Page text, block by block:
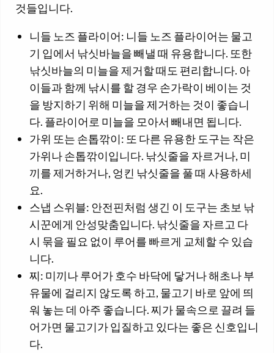
것들입니다.
니들 노즈 플라이어: 니들 노즈 플라이어는 물고
기 입에서 낚싯바늘을 빼낼 때 유용합니다. 또한
낚싯바늘의 미늘을 제거할 때도 편리합니다. 아
이들과 함께 낚시를 할 경우 손가락이 베이는 것
을 방지하기 위해 미늘을 제거하는 것이 좋습니
다. 플라이어로 미늘을 모아서 빼내면 됩니다.
가위 또는 손톱깎이: 또 다른 유용한 도구는 작은
가위나 손톱깎이입니다. 낚싯줄을 자르거나, 미
끼를 제거하거나, 엉킨 낚싯줄을 풀 때 사용하세
요.
스냅 스위블: 안전핀처럼 생긴 이 도구는 초보 낚
시꾼에게 안성맞춤입니다. 낚싯줄을 자르고 다
시 묶을 필요 없이 루어를 빠르게 교체할 수 있습
니다.
찌: 미끼나 루어가 호수 바닥에 닿거나 해초나 부
유물에 걸리지 않도록 하고, 물고기 바로 앞에 띄
워 놓는 데 아주 좋습니다. 찌가 물속으로 끌려 들
어가면 물고기가 입질하고 있다는 좋은 신호입니
다.